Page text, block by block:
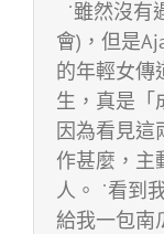
˙雖然沒有
會)，但是
的年輕女傳
生，真是「
因為看見這
作甚麼，主
人。 ˙看到
給我一包南